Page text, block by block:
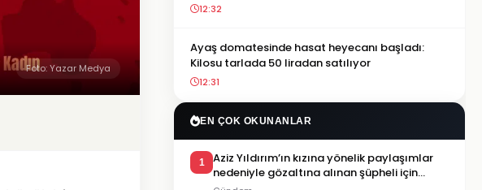
Foto: Yazar Medya
12:32
Ayaş domatesinde hasat heyecanı başladı:
Kilosu tarlada 50 liradan satılıyor
12:31
EN ÇOK OKUNANLAR
1
Aziz Yıldırım’ın kızına yönelik paylaşımlar
nedeniyle gözaltına alınan şüpheli için